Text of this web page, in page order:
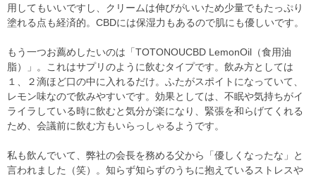
用してもいいですし、クリームは伸びがいいため少量でもたっぷり
塗れる点も経済的。CBDには保湿力もあるので肌にも優しいです。
もう一つお薦めしたいのは「TOTONOUCBD LemonOil（食用油
脂）」。これはサプリのように飲むタイプです。飲み方としては
１、２滴ほど口の中に入れるだけ。ふたがスポイトになっていて、
レモン味なので飲みやすいです。効果としては、不眠や気持ちがイ
ライラしている時に飲むと気分が楽になり、緊張を和らげてくれる
ため、会議前に飲む方もいらっしゃるようです。
私も飲んでいて、弊社の会長を務める父から「優しくなったな」と
言われました（笑）。知らず知らずのうちに抱えているストレスや